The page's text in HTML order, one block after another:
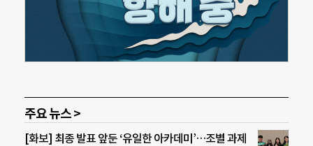
주요 뉴스 >
[화보] 최종 발표 앞둔 ‘유일한 아카데미’…조별 과제